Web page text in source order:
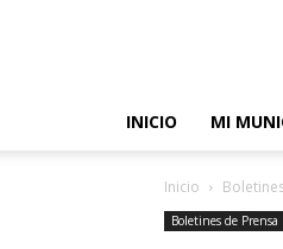
INICIO MI
Inicio
Boletines de Prensa